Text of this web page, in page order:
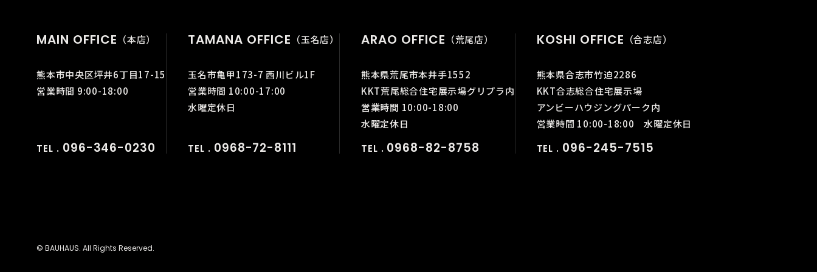
MAIN OFFICE （本店）
熊本市中央区坪井6丁目17-15
営業時間 9:00-18:00
TEL . 096-346-0230
TAMANA OFFICE （玉名店）
玉名市亀甲173-7 西川ビル1F
営業時間 10:00-17:00
水曜定休日
TEL . 0968-72-8111
ARAO OFFICE （荒尾店）
熊本県荒尾市本井手1552
KKT荒尾総合住宅展示場グリプラ内
営業時間 10:00-18:00
水曜定休日
TEL . 0968-82-8758
KOSHI OFFICE （合志店）
熊本県合志市竹迫2286
KKT合志総合住宅展示場
アンビーハウジングパーク内
営業時間 10:00-18:00水曜定休日
TEL . 096-245-7515
© BAUHAUS. All Rights Reserved.